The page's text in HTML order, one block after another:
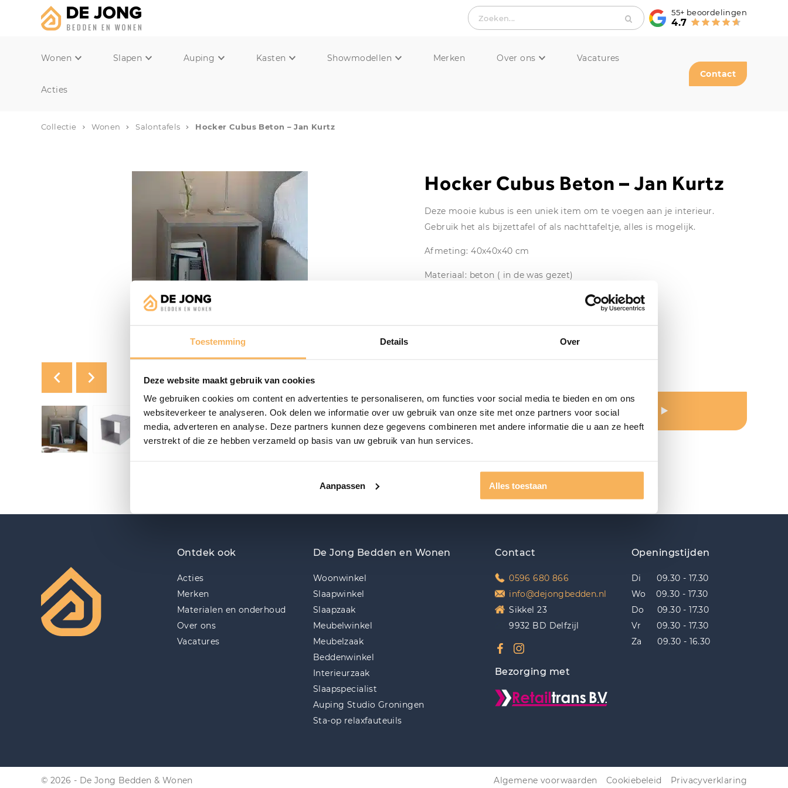
Toestemming Details Over
Deze website maakt gebruik van cookies
We gebruiken cookies om content en advertenties te personaliseren, om functies voor social media te bieden en om ons
websiteverkeer te analyseren. Ook delen we informatie over uw gebruik van onze site met onze partners voor social
media, adverteren en analyse. Deze partners kunnen deze gegevens combineren met andere informatie die u aan ze heeft
verstrekt of die ze hebben verzameld op basis van uw gebruik van hun services.
Aanpassen Alles toestaan
Zoeken...
55+ beoordelingen
4.7
Wonen Slapen Auping Kasten Showmodellen Merken Over ons Vacatures
Acties
Contact
Collectie Wonen Salontafels Hocker Cubus Beton – Jan Kurtz
Hocker Cubus Beton – Jan Kurtz
Deze mooie kubus is een uniek item om te voegen aan je interieur.
Gebruik het als bijzettafel of als nachttafeltje, alles is mogelijk.
Afmeting: 40x40x40 cm
Materiaal: beton ( in de was gezet)
Offerte aanvragen
Ontdek ook
Acties
Merken
Materialen en onderhoud
Over ons
Vacatures
De Jong Bedden en Wonen
Woonwinkel
Slaapwinkel
Slaapzaak
Meubelwinkel
Meubelzaak
Beddenwinkel
Interieurzaak
Slaapspecialist
Auping Studio Groningen
Sta-op relaxfauteuils
Contact
0596 680 866
info@dejongbedden.nl
Sikkel 23
9932 BD Delfzijl
Bezorging met
Openingstijden
Di 09.30 - 17.30
Wo 09.30 - 17.30
Do 09.30 - 17.30
Vr 09.30 - 17.30
Za 09.30 - 16.30
© 2026 - De Jong Bedden & Wonen Algemene voorwaarden Cookiebeleid Privacyverklaring